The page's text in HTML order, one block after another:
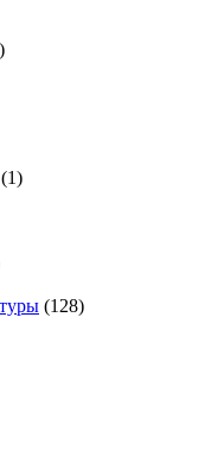
(1)
(128)